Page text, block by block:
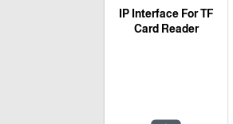
IP Interface For TF
Card Reader